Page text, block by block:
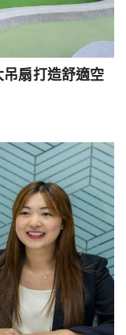
扇打造舒適空